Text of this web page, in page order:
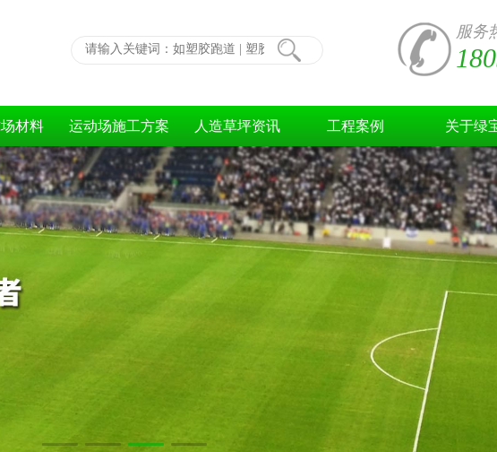
服务
材料 运动场施工方案 人造草坪资讯 工程案例 关于绿